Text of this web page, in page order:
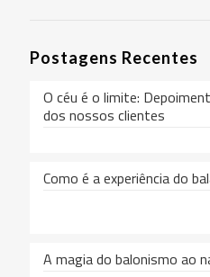
Postagens Recentes
O céu é o limite:
dos nossos clientes
Como é a experiência do
A magia do balonismo ao